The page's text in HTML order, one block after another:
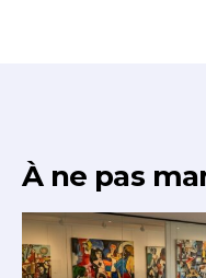
À ne pas